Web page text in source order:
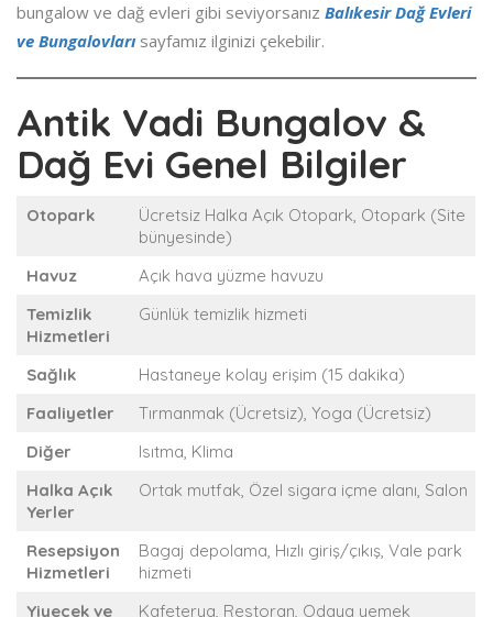
bungalow ve dağ evleri gibi seviyorsanız Balıkesir Dağ Evleri
ve Bungalovları sayfamız ilginizi çekebilir.
Antik Vadi Bungalov &
Dağ Evi Genel Bilgiler
Otopark
Ücretsiz Halka Açık Otopark, Otopark (Site
bünyesinde)
Havuz
Açık hava yüzme havuzu
Temizlik
Hizmetleri
Günlük temizlik hizmeti
Sağlık
Hastaneye kolay erişim (15 dakika)
Faaliyetler
Tırmanmak (Ücretsiz), Yoga (Ücretsiz)
Diğer
Isıtma, Klima
Halka Açık
Yerler
Ortak mutfak, Özel sigara içme alanı, Salon
Resepsiyon
Hizmetleri
Bagaj depolama, Hızlı giriş/çıkış, Vale park
hizmeti
Yiyecek ve
Kafeterya, Restoran, Odaya yemek